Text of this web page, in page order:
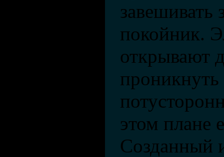
завешивать
покойник.
открывают
этом плане
Созданный